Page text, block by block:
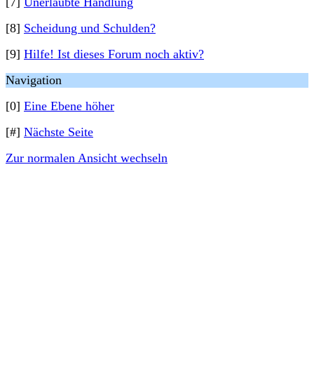
[8] Scheidung und Schulden?
[9] Hilfe! Ist dieses Forum noch aktiv?
Navigation
[0] Eine Ebene höher
[#] Nächste Seite
Zur normalen Ansicht wechseln